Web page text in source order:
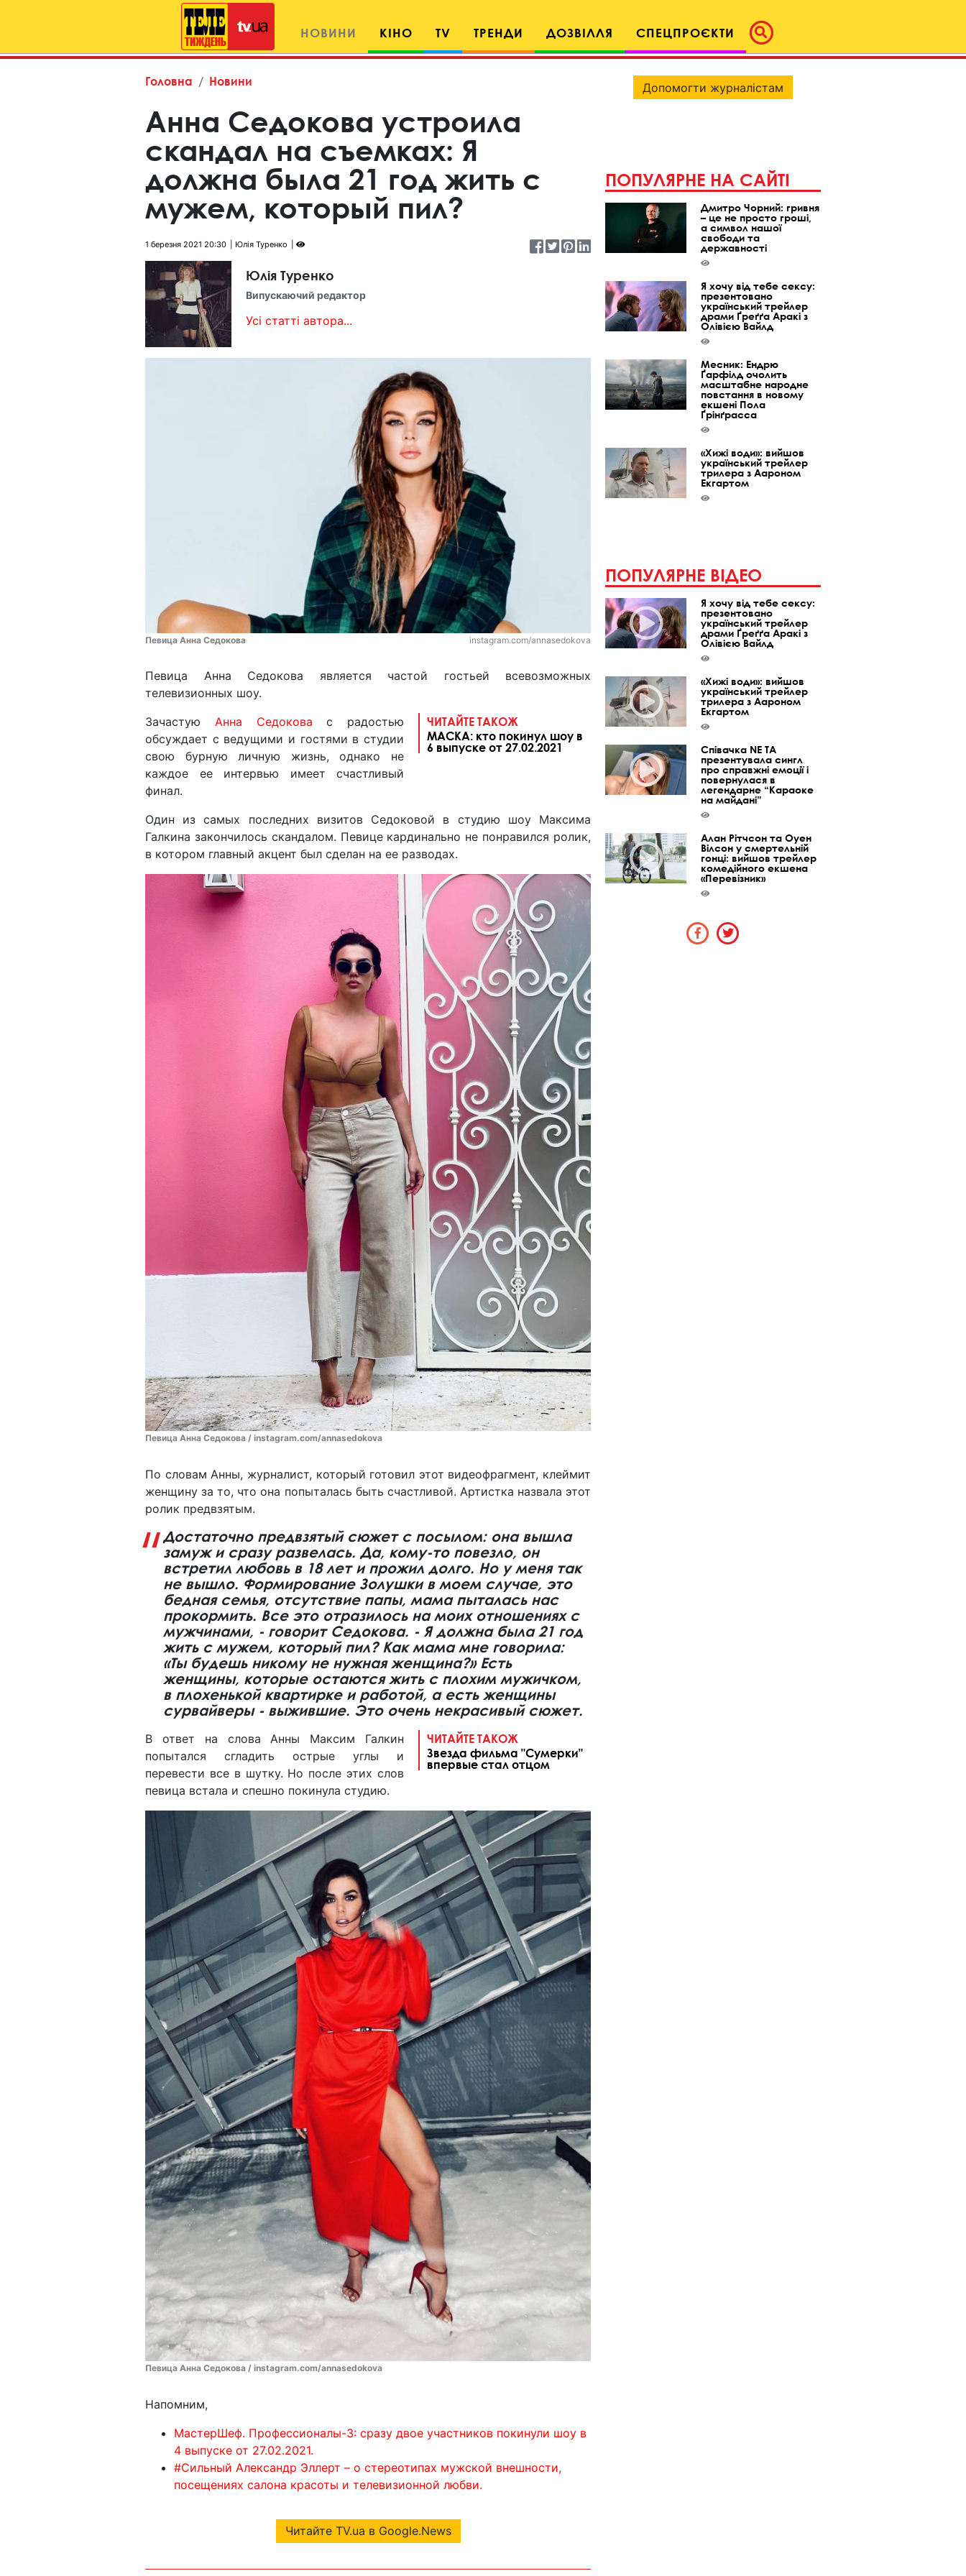
НОВИНИ КІНО TV ТРЕНДИ ДОЗВІЛЛЯ СПЕЦПРОЄКТИ
Головна Новини
Анна Седокова устроила
скандал на съемках: Я
должна была 21 год жить с
мужем, который пил?
1 березня 2021 20:30 Юлія Туренко
Юлія Туренко
Випускаючий редактор
Усі статті автора...
Певица Анна Седокова instagram.com/annasedokova
Певица Анна Седокова является частой гостьей всевозможных
телевизионных шоу.
ЧИТАЙТЕ ТАКОЖ
МАСКА: кто покинул шоу в
6 выпуске от 27.02.2021
Зачастую Анна Седокова с радостью
обсуждает с ведущими и гостями в студии
свою бурную личную жизнь, однако не
каждое ее интервью имеет счастливый
финал.
Один из самых последних визитов Седоковой в студию шоу Максима
Галкина закончилось скандалом. Певице кардинально не понравился ролик,
в котором главный акцент был сделан на ее разводах.
Певица Анна Седокова / instagram.com/annasedokova
По словам Анны, журналист, который готовил этот видеофрагмент, клеймит
женщину за то, что она попыталась быть счастливой. Артистка назвала этот
ролик предвзятым.
Достаточно предвзятый сюжет с посылом: она вышла
замуж и сразу развелась. Да, кому-то повезло, он
встретил любовь в 18 лет и прожил долго. Но у меня так
не вышло. Формирование Золушки в моем случае, это
бедная семья, отсутствие папы, мама пыталась нас
прокормить. Все это отразилось на моих отношениях с
мужчинами, - говорит Седокова. - Я должна была 21 год
жить с мужем, который пил? Как мама мне говорила:
«Ты будешь никому не нужная женщина?» Есть
женщины, которые остаются жить с плохим мужичком,
в плохенькой квартирке и работой, а есть женщины
сурвайверы - выжившие. Это очень некрасивый сюжет.
ЧИТАЙТЕ ТАКОЖ
Звезда фильма "Сумерки"
впервые стал отцом
В ответ на слова Анны Максим Галкин
попытался сгладить острые углы и
перевести все в шутку. Но после этих слов
певица встала и спешно покинула студию.
Певица Анна Седокова / instagram.com/annasedokova
Напомним,
МастерШеф. Профессионалы-3: сразу двое участников покинули шоу в
4 выпуске от 27.02.2021.
#Сильный Александр Эллерт – о стереотипах мужской внешности,
посещениях салона красоты и телевизионной любви.
Читайте TV.ua в Google.News
Допомогти журналістам
ПОПУЛЯРНЕ НА САЙТІ
Дмитро Чорний: гривня
– це не просто гроші,
а символ нашої
свободи та
державності
Я хочу від тебе сексу:
презентовано
український трейлер
драми Ґреґґа Аракі з
Олівією Вайлд
Месник: Ендрю
Ґарфілд очолить
масштабне народне
повстання в новому
екшені Пола
Ґрінґрасса
«Хижі води»: вийшов
український трейлер
трилера з Аароном
Екгартом
ПОПУЛЯРНЕ ВІДЕО
Я хочу від тебе сексу:
презентовано
український трейлер
драми Ґреґґа Аракі з
Олівією Вайлд
«Хижі води»: вийшов
український трейлер
трилера з Аароном
Екгартом
Співачка NE TA
презентувала сингл
про справжні емоції і
повернулася в
легендарне “Караоке
на майдані”
Алан Рітчсон та Оуен
Вілсон у смертельній
гонці: вийшов трейлер
комедійного екшена
«Перевізник»